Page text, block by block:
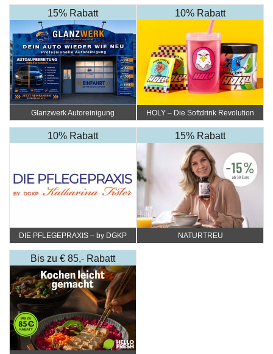
15% Rabatt
Glanzwerk Autoreinigung
10% Rabatt
HOLY – Die Softdrink Revolution
10% Rabatt
DIE PFLEGEPRAXIS – by DGKP
Katharina Fister
15% Rabatt
NATURTREU
Bis zu € 85,- Rabatt